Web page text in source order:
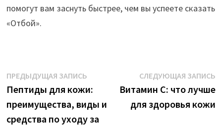
помогут вам заснуть быстрее, чем вы успеете сказать
«Отбой».
Навигация
по
записям
ПРЕДЫДУЩАЯ ЗАПИСЬПредыдущая
запись:
Пептиды для кожи:
преимущества, виды и
средства по уходу за
СЛЕДУЮЩАЯ ЗАПИСЬ
Витамин С: что лучше
для здоровья кожи